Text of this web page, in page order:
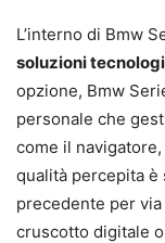
L’interno di Bmw
soluzioni
opzione, Bmw
personale che
come il
qualità percepita
precedente per
cruscotto digitale